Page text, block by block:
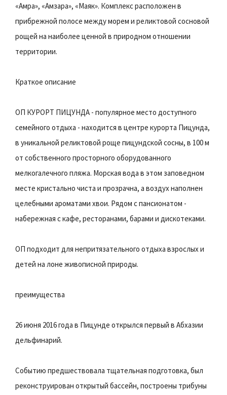
«Амра», «Амзара», «Маяк». Комплекс расположен в
прибрежной полосе между морем и реликтовой сосновой
рощей на наиболее ценной в природном отношении
территории.
Краткое описание
ОП КУРОРТ ПИЦУНДА - популярное место доступного
семейного отдыха - находится в центре курорта Пицунда,
в уникальной реликтовой роще пицундской сосны, в 100 м
от собственного просторного оборудованного
мелкогалечного пляжа. Морская вода в этом заповедном
месте кристально чиста и прозрачна, а воздух наполнен
целебными ароматами хвои. Рядом с пансионатом -
набережная с кафе, ресторанами, барами и дискотеками.
ОП подходит для непритязательного отдыха взрослых и
детей на лоне живописной природы.
преимущества
26 июня 2016 года в Пицунде открылся первый в Абхазии
дельфинарий.
Событию предшествовала тщательная подготовка, был
реконструирован открытый бассейн, построены трибуны